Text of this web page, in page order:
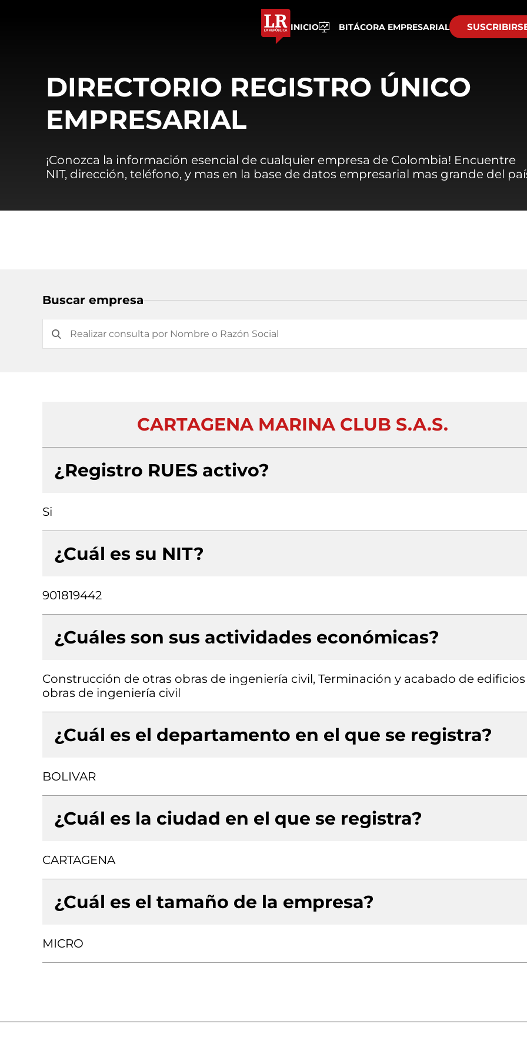
INICIO BITÁCORA EMPRESARIAL
DIRECTORIO REGISTRO ÚNICO
EMPRESARIAL
¡Conozca la información esencial de cualquier empresa de Colombia! Encuentre
NIT, dirección, teléfono, y mas en la base de datos empresarial mas grande del
Buscar empresa
CARTAGENA MARINA CLUB S.A.S.
¿Registro RUES activo?
Si
¿Cuál es su NIT?
901819442
¿Cuáles son sus actividades económicas?
Construcción de otras obras de ingeniería civil, Terminación y acabado de edificios
obras de ingeniería civil
¿Cuál es el departamento en el que se registra?
BOLIVAR
¿Cuál es la ciudad en el que se registra?
CARTAGENA
¿Cuál es el tamaño de la empresa?
MICRO